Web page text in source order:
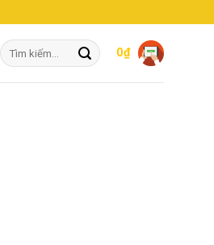
Tìm
kiếm:
0₫